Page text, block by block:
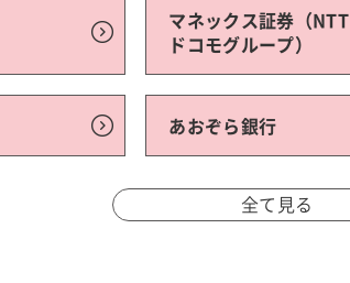
マネックス証券（NTT
ドコモグループ）
あおぞら銀行
全て見る